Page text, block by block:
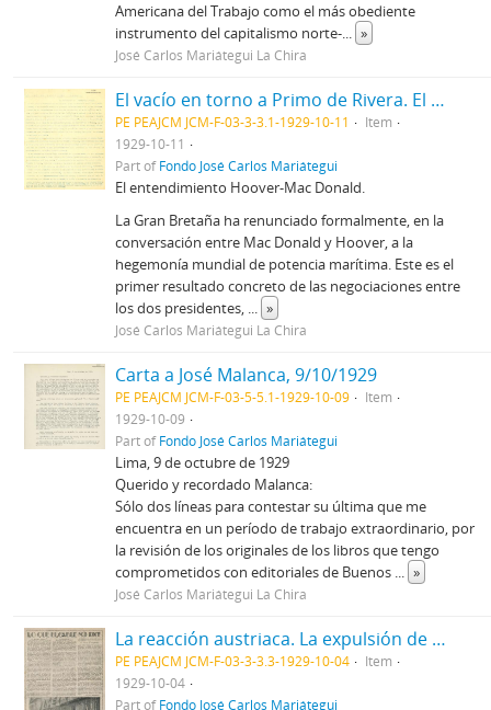
Americana del Trabajo como el más obediente
instrumento del capitalismo norte-... »
José Carlos Mariátegui La Chira
El vacío en torno a Primo de Rivera. El entendimiento Hoover-Mac Donald. Política argentina
PE PEAJCM JCM-F-03-3-3.1-1929-10-11
Item
1929-10-11
Part ofFondo José Carlos Mariátegui
El entendimiento Hoover-Mac Donald.
La Gran Bretaña ha renunciado formalmente, en la
conversación entre Mac Donald y Hoover, a la
hegemonía mundial de potencia marítima. Este es el
primer resultado concreto de las negociaciones entre
los dos presidentes, ... »
José Carlos Mariátegui La Chira
Carta a José Malanca, 9/10/1929
PE PEAJCM JCM-F-03-5-5.1-1929-10-09
Item
1929-10-09
Part ofFondo José Carlos Mariátegui
Lima, 9 de octubre de 1929
Querido y recordado Malanca:
Sólo dos líneas para contestar su última que me
encuentra en un período de trabajo extraordinario, por
la revisión de los originales de los libros que tengo
comprometidos con editoriales de Buenos ... »
José Carlos Mariátegui La Chira
La reacción austriaca. La expulsión de Eduardo Ortega y Gasset. Mac Donald en Washington [Recorte de prensa]
PE PEAJCM JCM-F-03-3-3.3-1929-10-04
Item
1929-10-04
Part ofFondo José Carlos Mariátegui